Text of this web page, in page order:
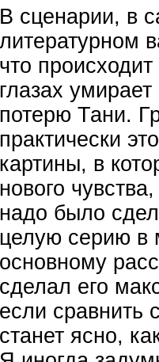
В сценарии, в
литературном
что
глазах
потерю Тани.
практически
картины, в
нового
надо было
целую серию в
основному
сделал его
если сравнить
станет ясно,